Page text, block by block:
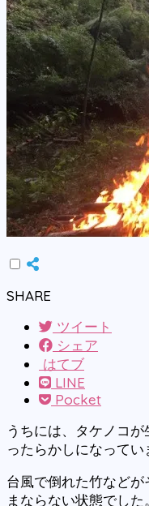
SHARE
ツイート
シェア
はてブ
LINE
Pocket
うちには、タケノコ
ったらかしになってい
台風で倒れた竹などが
まならない状態でした